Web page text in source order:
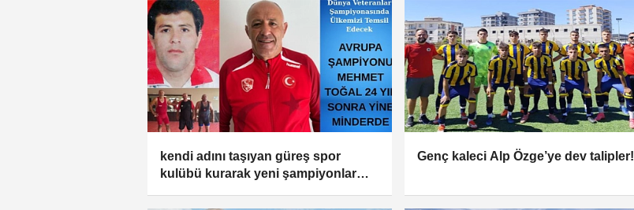
kendi adını taşıyan güreş spor
kulübü kurarak yeni şampiyonlar
Genç kaleci Alp Özge’ye dev talipler!